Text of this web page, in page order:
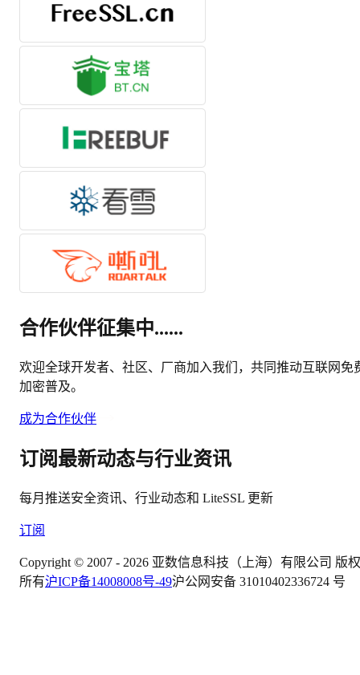
合作伙伴征集中......
欢迎全球开发者、社区、厂商加入我们，共同推动互联网免
加密普及。
成为合作伙伴
订阅最新动态与行业资讯
每月推送安全资讯、行业动态和 LiteSSL 更新
订阅
Copyright © 2007 - 2026 亚数信息科技（上海）有限公司 版权
所有沪ICP备14008008号-49沪公网安备 31010402336724 号